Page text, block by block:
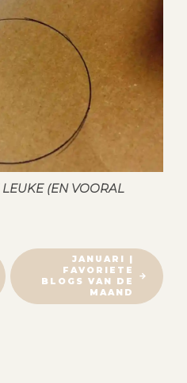
(EN VOORAL
JANUARI |
FAVORIETE
BLOGS VAN DE
MAAND